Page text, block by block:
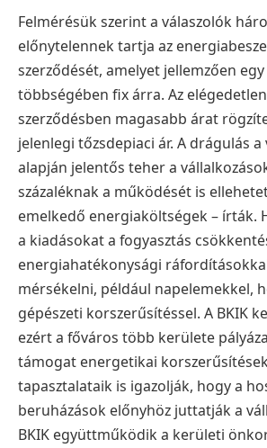
Felmérésük szerint a válaszolók
előnytelennek tartja az
szerződését, amelyet jellemzően
többségében fix árra. Az
szerződésben magasabb árat
jelenlegi tőzsdepiaci ár. A drágulás a
alapján jelentős teher a
százaléknak a működését is
emelkedő energiaköltségek – írták.
a kiadásokat a fogyasztás
energiahatékonysági
mérsékelni, például napelemekkel,
gépészeti korszerűsítéssel. A BKIK
ezért a főváros több kerülete
támogat energetikai
tapasztalataik is igazolják, hogy a
beruházások előnyhöz juttatják a
BKIK együttműködik a kerületi